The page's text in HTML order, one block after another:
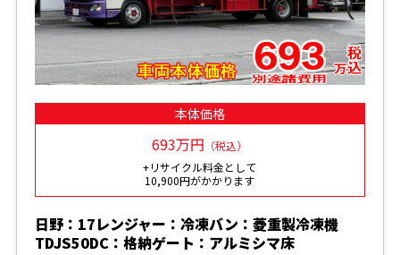
本体価格
693万円 （税込）
+リサイクル料金として
10,900円がかかります
日野：17レンジャー：冷凍バン：菱重製冷凍機
TDJS50DC：格納ゲート：アルミシマ床